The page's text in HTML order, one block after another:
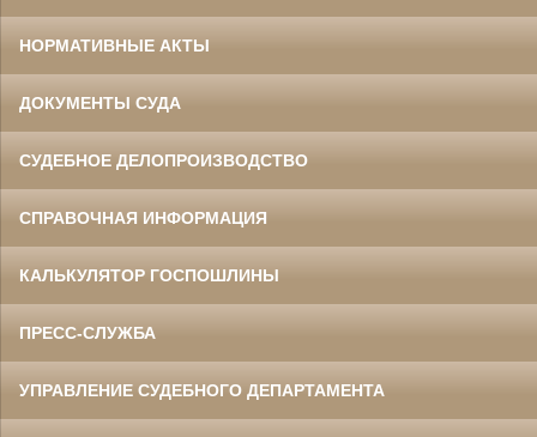
НОРМАТИВНЫЕ АКТЫ
ДОКУМЕНТЫ СУДА
СУДЕБНОЕ ДЕЛОПРОИЗВОДСТВО
СПРАВОЧНАЯ ИНФОРМАЦИЯ
КАЛЬКУЛЯТОР ГОСПОШЛИНЫ
ПРЕСС-СЛУЖБА
УПРАВЛЕНИЕ СУДЕБНОГО ДЕПАРТАМЕНТА